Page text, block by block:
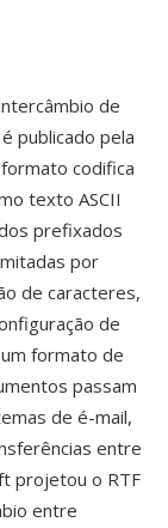
de
é publicado pela
codifica
texto ASCII
prefixados
por
de caracteres,
de
formato de
passam
de é-mail,
entre
projetou o RTF
entre